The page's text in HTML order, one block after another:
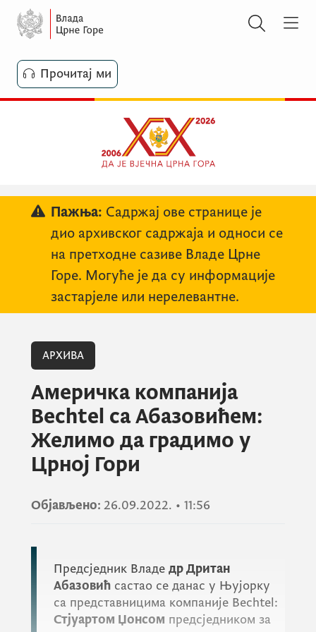
Прочитај ми
Пажња: Садржај ове странице је
дио архивског садржаја и односи се
на претходне сазиве Владе Црне
Горе. Могуће је да су информације
застарјеле или нерелевантне.
АРХИВА
Америчка компанија
Bechtel са Абазовићем:
Желимо да градимо у
Црној Гори
Објављено: 26.09.2022. • 11:56
Предсједник Владе др Дритан
Абазовић састао се данас у Њујорку
са представницима компаније Bechtel:
Стјуартом Џонсом предсједником за